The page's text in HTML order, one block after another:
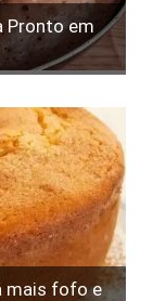
Pronto em
mais fofo e